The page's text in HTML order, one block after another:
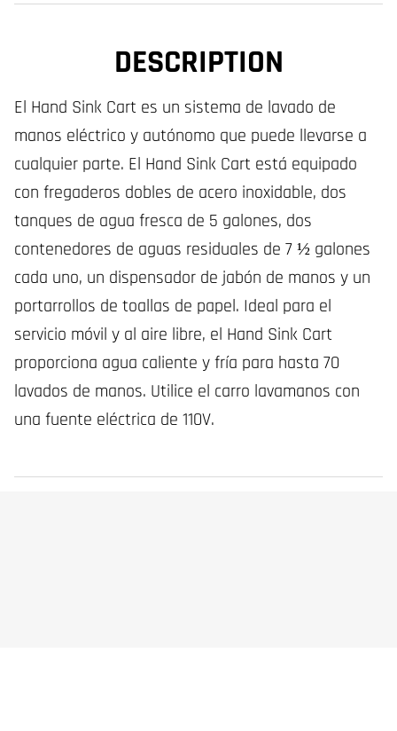
DESCRIPTION
El Hand Sink Cart es un sistema de lavado de
manos eléctrico y autónomo que puede llevarse a
cualquier parte. El Hand Sink Cart está equipado
con fregaderos dobles de acero inoxidable, dos
tanques de agua fresca de 5 galones, dos
contenedores de aguas residuales de 7 ½ galones
cada uno, un dispensador de jabón de manos y un
portarrollos de toallas de papel. Ideal para el
servicio móvil y al aire libre, el Hand Sink Cart
proporciona agua caliente y fría para hasta 70
lavados de manos. Utilice el carro lavamanos con
una fuente eléctrica de 110V.